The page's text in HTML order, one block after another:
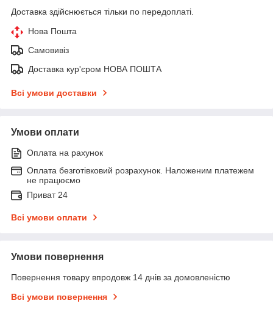
Доставка здійснюється тільки по передоплаті.
Нова Пошта
Самовивіз
Доставка кур'єром НОВА ПОШТА
Всі умови доставки
Умови оплати
Оплата на рахунок
Оплата безготівковий розрахунок. Наложеним платежем
не працюємо
Приват 24
Всі умови оплати
Умови повернення
Повернення товару впродовж 14 днів за домовленістю
Всі умови повернення